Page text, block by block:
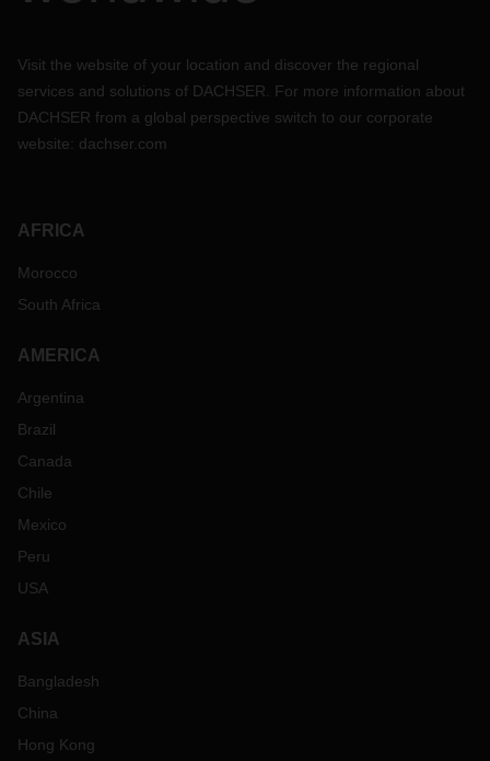
Visit the website of your location and discover the regional
services and solutions of DACHSER. For more information about
DACHSER from a global perspective switch to our corporate
website: dachser.com
AFRICA
Morocco
South Africa
AMERICA
Argentina
Brazil
Canada
Chile
Mexico
Peru
USA
ASIA
Bangladesh
China
Hong Kong